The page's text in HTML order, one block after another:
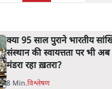
क्या 95 साल पुराने भारतीय
संस्थान की स्वायत्तता पर भी अब
मंडरा रहा ख़तरा?
8 Min.विश्लेषण